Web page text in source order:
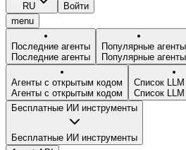
RU
Войти
menu
Последние агенты
Последние агенты
Популярные агенты
Популярные агенты
Агенты с открытым кодом
Агенты с открытым кодом
Список
Список
Бесплатные ИИ инструменты
Бесплатные ИИ инструменты